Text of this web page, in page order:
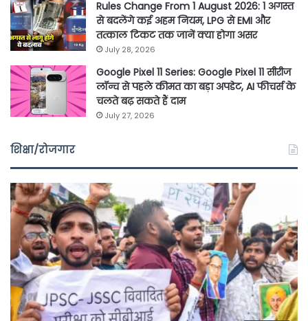
Rules Change From 1 August 2026: 1 अगस्त
से बदलेंगे कई अहम नियम, LPG से EMI और
तत्काल टिकट तक जानें क्या होगा असर
July 28, 2026
Google Pixel 11 Series: Google Pixel 11 सीरीज
लॉन्च से पहले कीमत का बड़ा अपडेट, AI फीचर्स के
चलते बढ़ सकते हैं दाम
July 27, 2026
शिक्षा/रोजगार